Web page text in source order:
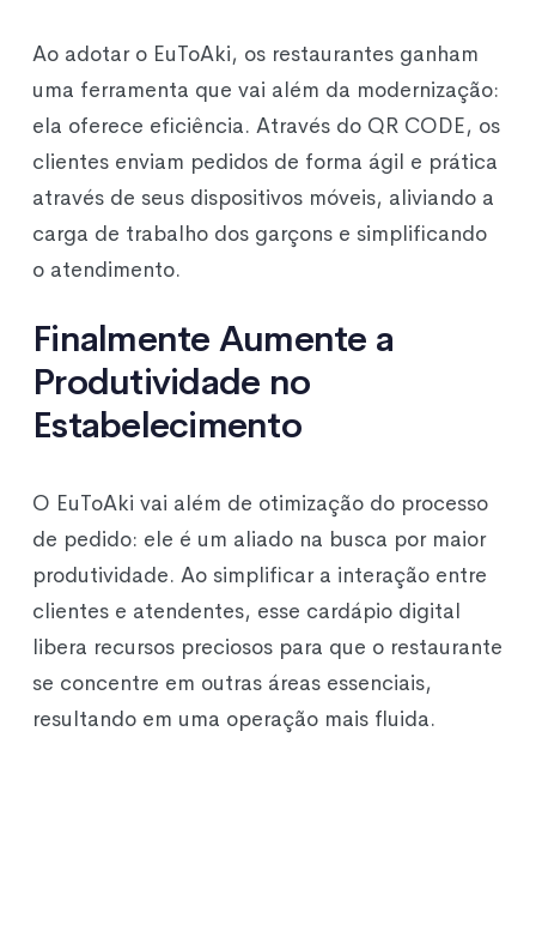
Ao adotar o EuToAki, os restaurantes ganham
uma ferramenta que vai além da modernização:
ela oferece eficiência. Através do QR CODE, os
clientes enviam pedidos de forma ágil e prática
através de seus dispositivos móveis, aliviando a
carga de trabalho dos garçons e simplificando
o atendimento.
Finalmente Aumente a
Produtividade no
Estabelecimento
O EuToAki vai além de otimização do processo
de pedido: ele é um aliado na busca por maior
produtividade. Ao simplificar a interação entre
clientes e atendentes, esse cardápio digital
libera recursos preciosos para que o restaurante
se concentre em outras áreas essenciais,
resultando em uma operação mais fluida.